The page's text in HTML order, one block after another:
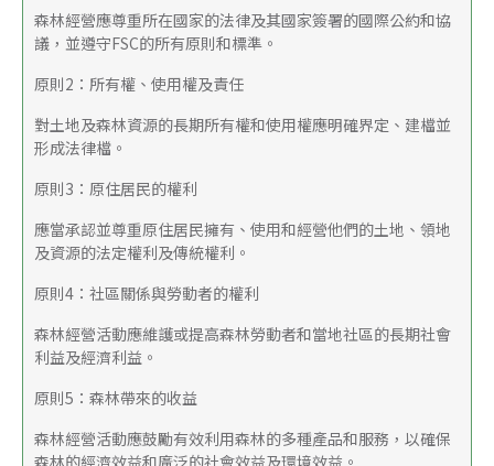
森林經營應尊重所在國家的法律及其國家簽署的國際公約和協
議，並遵守FSC的所有原則和標準。
原則2：所有權、使用權及責任
對土地及森林資源的長期所有權和使用權應明確界定、建檔並
形成法律檔。
原則3：原住居民的權利
應當承認並尊重原住居民擁有、使用和經營他們的土地、領地
及資源的法定權利及傳統權利。
原則4：社區關係與勞動者的權利
森林經營活動應維護或提高森林勞動者和當地社區的長期社會
利益及經濟利益。
原則5：森林帶來的收益
森林經營活動應鼓勵有效利用森林的多種產品和服務，以確保